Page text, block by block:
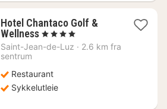
Hotel Chantaco Golf &
Wellness1
natt
kr.
, 4 Stjerner
Saint-Jean-de-Luz · 2.6 km fra
sentrum
Restaurant
Sykkelutleie